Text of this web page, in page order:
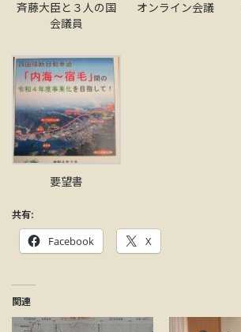
斉藤大臣と３人の国
会議員
オンライン会議
要望書
共有:
Facebook X
関連